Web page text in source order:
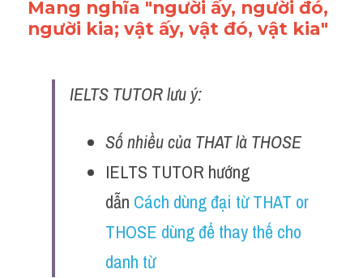
Mang nghĩa "người ấy, người đó,
người kia; vật ấy, vật đó, vật kia"
IELTS TUTOR lưu ý:
Số nhiều của THAT là THOSE
IELTS TUTOR hướng
dẫn Cách dùng đại từ THAT or
THOSE dùng để thay thế cho
danh từ